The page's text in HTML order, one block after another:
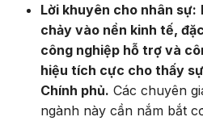
Lời khuyên cho nhân sự:
chảy vào nền kinh tế,
công nghiệp hỗ trợ và
hiệu tích cực cho thấy
Chính phủ. Các chuyên
ngành này cần nắm bắt